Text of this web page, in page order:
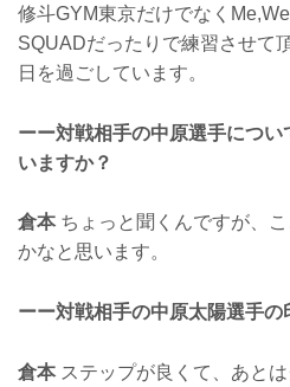
修斗GYM東京だけでなく
SQUADだったりで練習させて
日を過ごしています。
ーー対戦相手の中原選手につ
いますか？
倉本ちょっと聞くんですが、
かなと思います。
ーー対戦相手の中原太陽選手の
倉本ステップが良くて、あと